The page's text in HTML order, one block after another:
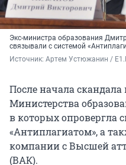
Экс-министра образования
связывали с системой
Источник: Артем Устюжанин /
После начала скандала
Министерства
в которых опровергла
«Антиплагиатом», а
компании с Высшей
(ВАК).